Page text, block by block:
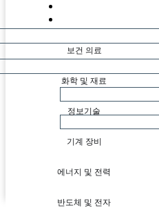
보건 의료
화학 및 재료
정보기술
기계 장비
에너지 및 전력
반도체 및 전자